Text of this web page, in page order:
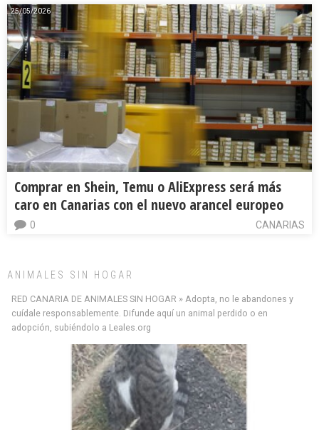
25/05/2026
Comprar en Shein, Temu o AliExpress será más
caro en Canarias con el nuevo arancel europeo
CANARIAS
0
ANIMALES SIN HOGAR
RED CANARIA DE ANIMALES SIN HOGAR » Adopta, no le abandones y
cuídale responsablemente. Difunde aquí un animal perdido o en
adopción, subiéndolo a Leales.org